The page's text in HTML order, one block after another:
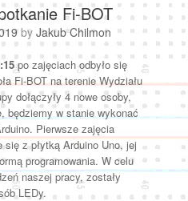
Fi-BOT
by Jakub Chilmon
po zajęciach odbyło się
Fi-BOT na terenie Wydziału
dołączyły 4 nowe osoby,
będziemy w stanie wykonać
Pierwsze zajęcia
się z płytką Arduino Uno, jej
programowania. W celu
naszej pracy, zostały
LEDy.